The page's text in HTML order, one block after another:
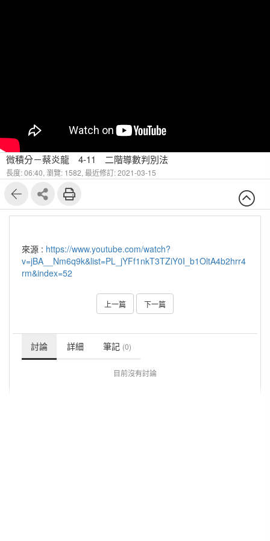
微積分－蔡炎龍 4-11 二階導數判別法
長度: 06:40, 瀏覽: 1582, 最近修訂: 2021-03-15
來源 : https://www.youtube.com/watch?
v=jBA__Nm6q9k&list=PL_jYFf1nkT3TZiY0I_b1OltA4b2hrr4
rm&index=52
上一篇 下一篇
討論 詳細 筆記 (0)
目前沒有討論